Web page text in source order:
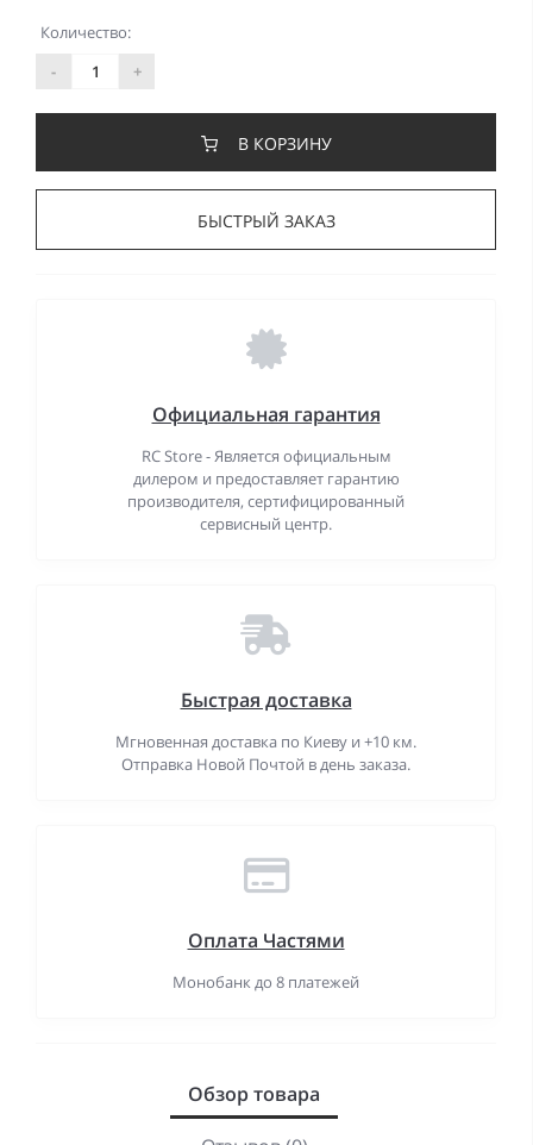
Количество:
-
+
В КОРЗИНУ
БЫСТРЫЙ ЗАКАЗ
Официальная гарантия
RC Store - Является официальным
дилером и предоставляет гарантию
производителя, сертифицированный
сервисный центр.
Быстрая доставка
Мгновенная доставка по Киеву и +10 км.
Отправка Новой Почтой в день заказа.
Оплата Частями
Монобанк до 8 платежей
Обзор товара